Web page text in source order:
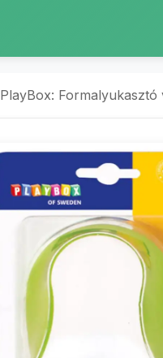
PlayBox: Formalyukasztó